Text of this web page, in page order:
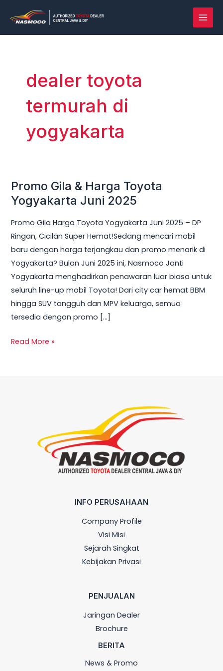
konten
dealer toyota
termurah di
yogyakarta
Promo Gila & Harga Toyota
Yogyakarta Juni 2025
Promo Gila Harga Toyota Yogyakarta Juni 2025 – DP
Ringan, Cicilan Super Hemat!Sedang mencari mobil
baru dengan harga terjangkau dan promo menarik di
Yogyakarta? Bulan Juni 2025 ini, Nasmoco Janti
Yogyakarta menghadirkan penawaran luar biasa untuk
seluruh line-up mobil Toyota! Dari city car hemat BBM
hingga SUV tangguh dan MPV keluarga, semua
tersedia dengan promo […]
Promo
Gila
Harga
Toyota
Yogyakarta
Juni
2025
Read More »
INFO PERUSAHAAN
Company Profile
Visi Misi
Sejarah Singkat
Kebijakan Privasi
PENJUALAN
Jaringan Dealer
Brochure
BERITA
News & Promo